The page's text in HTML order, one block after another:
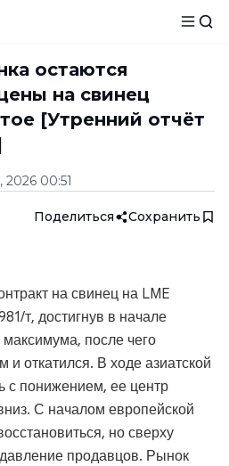
остаются
на свинец
[Утренний отчёт
2026 00:51
Поделиться Сохранить
на свинец на LME
т, достигнув в начале
после чего
и откатился. В ходе азиатской
с понижением, ее центр
С началом европейской
но сверху
продавцов. Рынок